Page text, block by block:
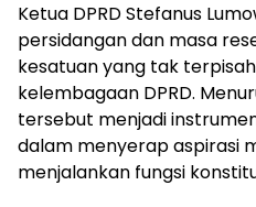
Ketua DPRD Stefanus
persidangan dan masa
kesatuan yang tak
kelembagaan DPRD.
tersebut menjadi
dalam menyerap aspirasi
menjalankan fungsi